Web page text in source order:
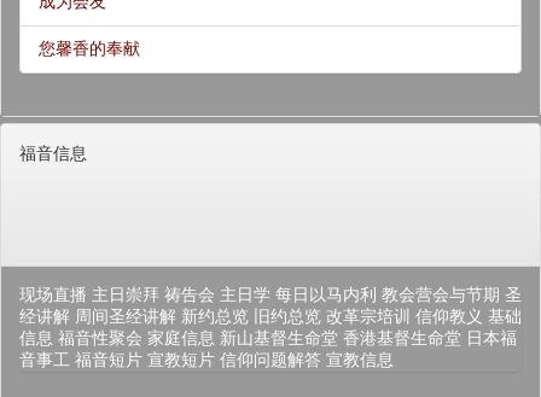
您馨香的奉献
福音信息
现场直播 主日崇拜 祷告会 主日学 每日以马内利 教会营会与节期 圣
经讲解 周间圣经讲解 新约总览 旧约总览 改革宗培训 信仰教义 基础
信息 福音性聚会 家庭信息 新山基督生命堂 香港基督生命堂 日本福
音事工 福音短片 宣教短片 信仰问题解答 宣教信息